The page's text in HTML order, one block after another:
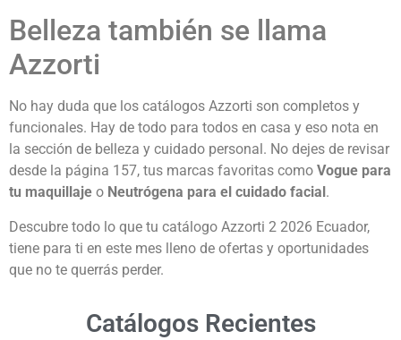
Belleza también se llama
Azzorti
No hay duda que los catálogos Azzorti son completos y
funcionales. Hay de todo para todos en casa y eso nota en
la sección de belleza y cuidado personal. No dejes de revisar
desde la página 157, tus marcas favoritas como Vogue para
tu maquillaje o Neutrógena para el cuidado facial .
Descubre todo lo que tu catálogo Azzorti 2 2026 Ecuador,
tiene para ti en este mes lleno de ofertas y oportunidades
que no te querrás perder.
Catálogos Recientes